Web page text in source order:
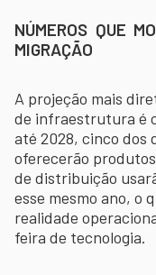
NÚMEROS QUE
MIGRAÇÃO
A projeção mais
de infraestrutura é
até 2028, cinco dos
oferecerão
de distribuição
esse mesmo ano, o
realidade
feira de tecnologia.